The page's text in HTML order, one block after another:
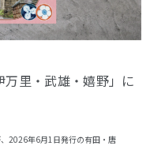
里・武雄・嬉野」に
2026年6月1日発行の有田・唐